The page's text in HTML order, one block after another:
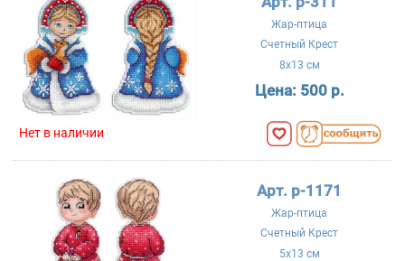
Жар-птица
Счетный Крест
8x13 см
Цена: 500 р.
Нет в наличии
Арт. р-1171
Жар-птица
Счетный Крест
5x13 см